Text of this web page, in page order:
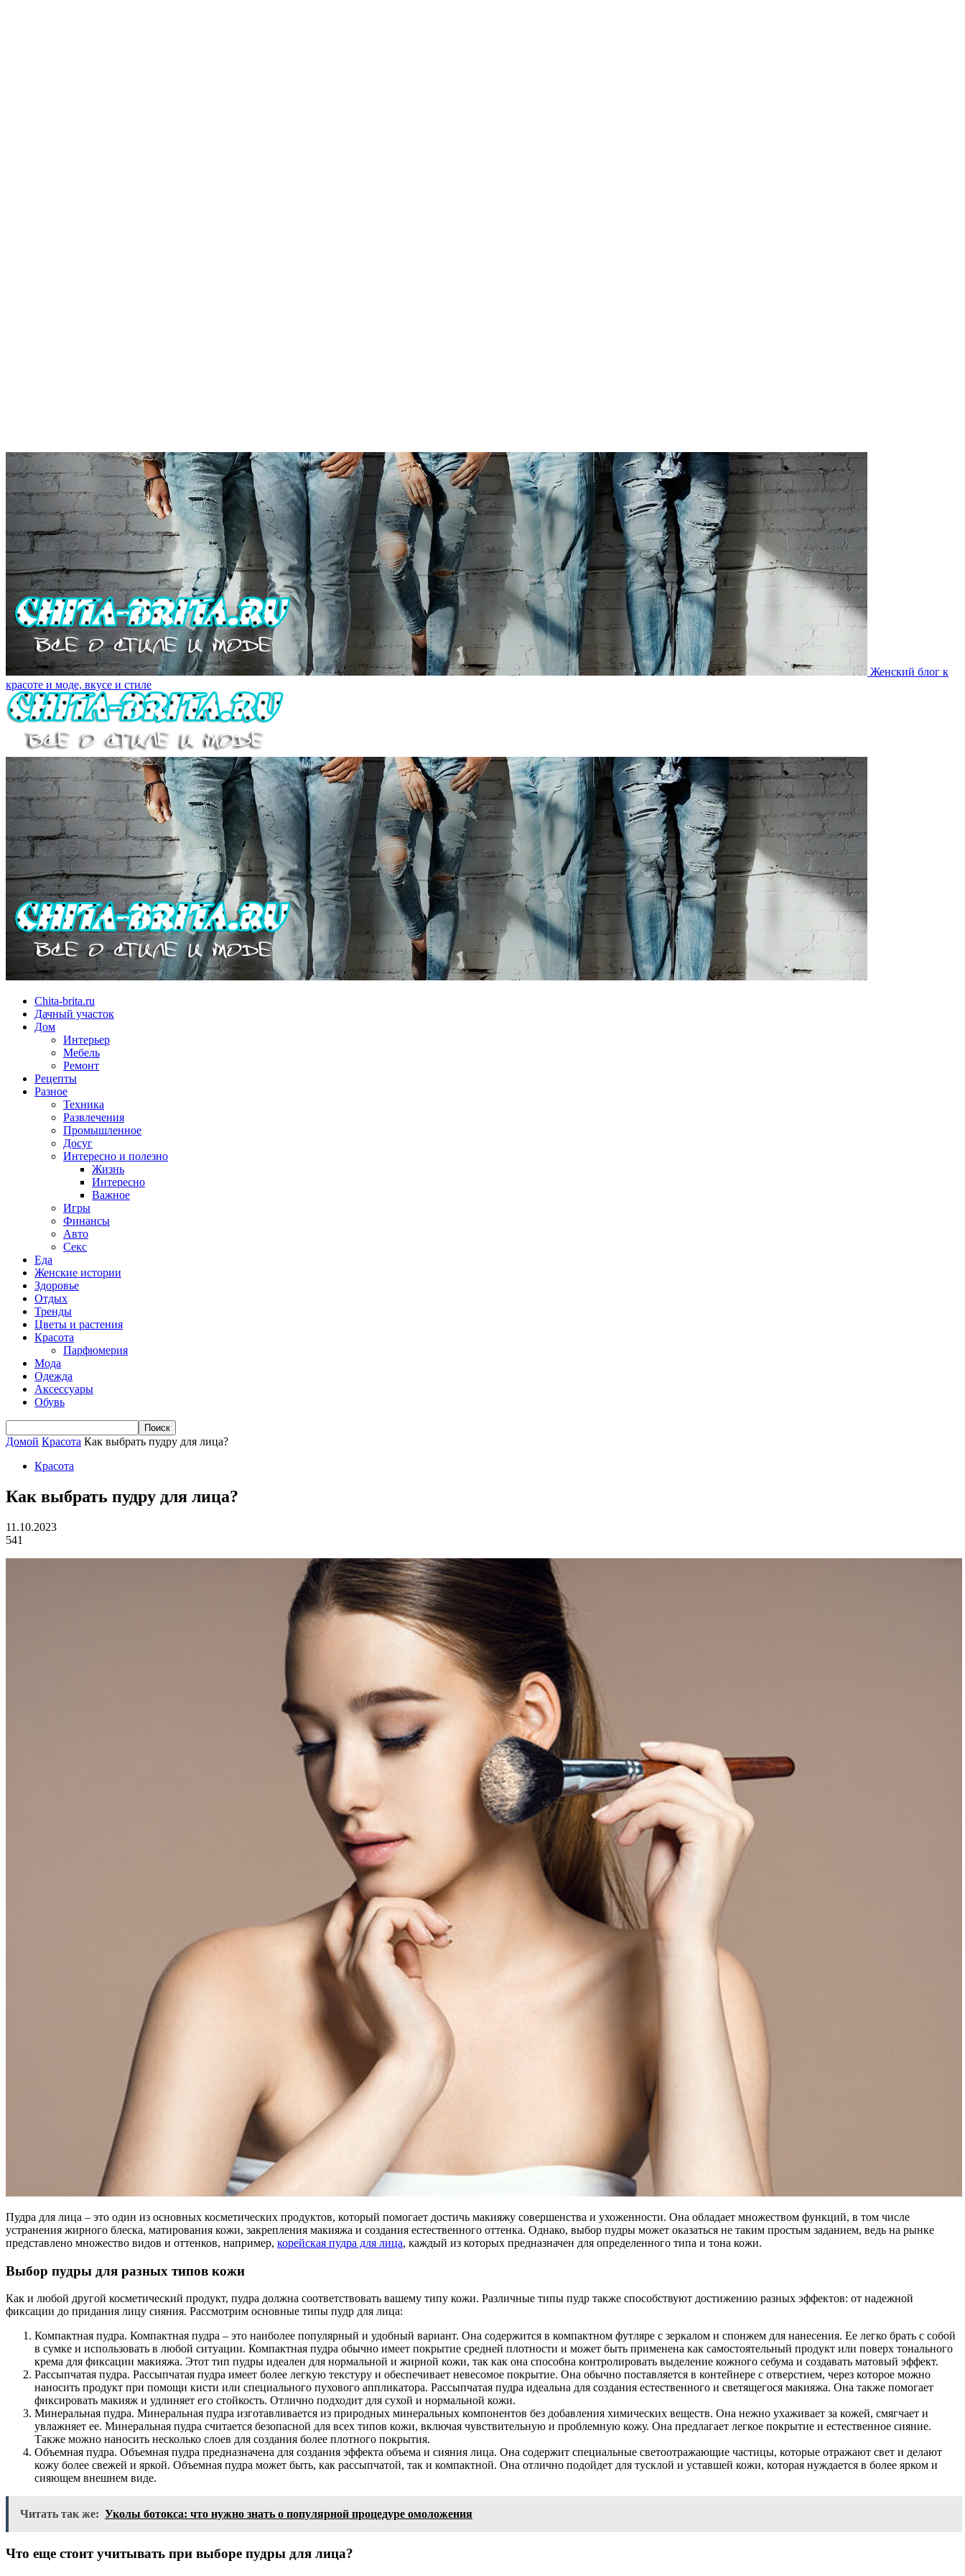
Женский блог к
красоте и моде, вкусе и стиле
Chita-brita.ru
Дачный участок
Дом
Интерьер
Мебель
Ремонт
Рецепты
Разное
Техника
Развлечения
Промышленное
Досуг
Интересно и полезно
Жизнь
Интересно
Важное
Игры
Финансы
Авто
Секс
Еда
Женские истории
Здоровье
Отдых
Тренды
Цветы и растения
Красота
Парфюмерия
Мода
Одежда
Аксессуары
Обувь
Домой Красота Как выбрать пудру для лица?
Красота
Как выбрать пудру для лица?
11.10.2023
541
Пудра для лица – это один из основных косметических продуктов, который помогает достичь макияжу совершенства и ухоженности. Она обладает множеством функций, в том числе
устранения жирного блеска, матирования кожи, закрепления макияжа и создания естественного оттенка. Однако, выбор пудры может оказаться не таким простым заданием, ведь на рынке
представлено множество видов и оттенков, например, корейская пудра для лица, каждый из которых предназначен для определенного типа и тона кожи.
Выбор пудры для разных типов кожи
Как и любой другой косметический продукт, пудра должна соответствовать вашему типу кожи. Различные типы пудр также способствуют достижению разных эффектов: от надежной
фиксации до придания лицу сияния. Рассмотрим основные типы пудр для лица:
Компактная пудра. Компактная пудра – это наиболее популярный и удобный вариант. Она содержится в компактном футляре с зеркалом и спонжем для нанесения. Ее легко брать с собой
в сумке и использовать в любой ситуации. Компактная пудра обычно имеет покрытие средней плотности и может быть применена как самостоятельный продукт или поверх тонального
крема для фиксации макияжа. Этот тип пудры идеален для нормальной и жирной кожи, так как она способна контролировать выделение кожного себума и создавать матовый эффект.
Рассыпчатая пудра. Рассыпчатая пудра имеет более легкую текстуру и обеспечивает невесомое покрытие. Она обычно поставляется в контейнере с отверстием, через которое можно
наносить продукт при помощи кисти или специального пухового аппликатора. Рассыпчатая пудра идеальна для создания естественного и светящегося макияжа. Она также помогает
фиксировать макияж и удлиняет его стойкость. Отлично подходит для сухой и нормальной кожи.
Минеральная пудра. Минеральная пудра изготавливается из природных минеральных компонентов без добавления химических веществ. Она нежно ухаживает за кожей, смягчает и
увлажняет ее. Минеральная пудра считается безопасной для всех типов кожи, включая чувствительную и проблемную кожу. Она предлагает легкое покрытие и естественное сияние.
Также можно наносить несколько слоев для создания более плотного покрытия.
Объемная пудра. Объемная пудра предназначена для создания эффекта объема и сияния лица. Она содержит специальные светоотражающие частицы, которые отражают свет и делают
кожу более свежей и яркой. Объемная пудра может быть, как рассыпчатой, так и компактной. Она отлично подойдет для тусклой и уставшей кожи, которая нуждается в более ярком и
сияющем внешнем виде.
Читать так же: Уколы ботокса: что нужно знать о популярной процедуре омоложения
Что еще стоит учитывать при выборе пудры для лица?